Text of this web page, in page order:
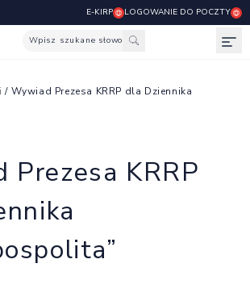
E-KIRP LOGOWANIE DO POCZTY
Wpisz szukane słowo
/ Wywiad Prezesa KRRP dla Dziennika
Prezesa KRRP